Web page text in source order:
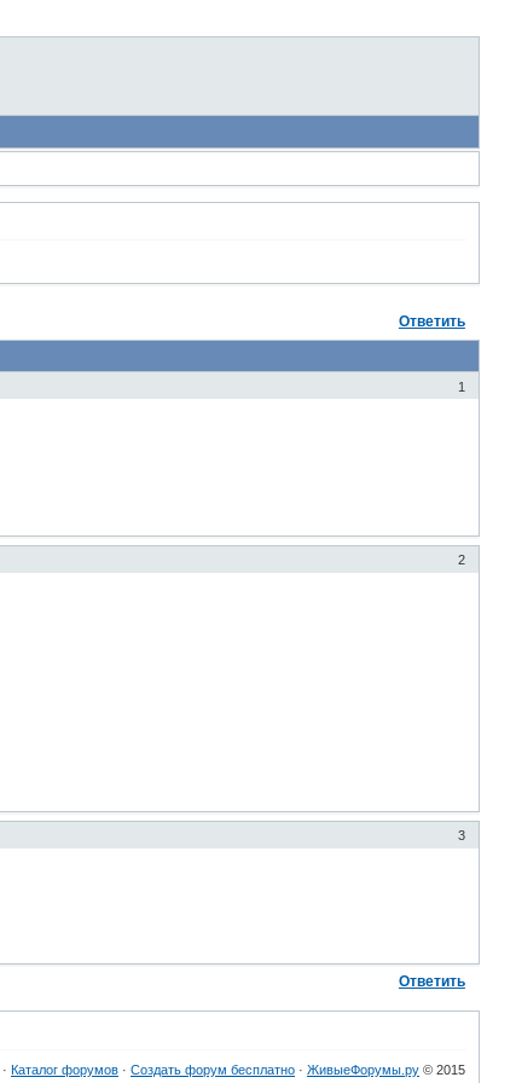
Ответить
1
2
3
Ответить
· Каталог форумов · Создать форум бесплатно · ЖивыеФорумы.ру © 2015